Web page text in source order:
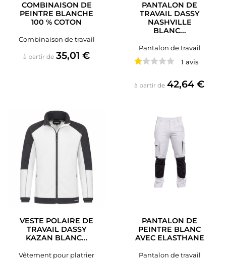
COMBINAISON DE
PEINTRE BLANCHE
100 % COTON
Combinaison de travail
à partir de Prix
35,01 €
PANTALON DE
TRAVAIL DASSY
NASHVILLE
BLANC...
Pantalon de travail
1 avis
à partir de Prix
42,64 €
VESTE POLAIRE DE
TRAVAIL DASSY
KAZAN BLANC...
Vêtement pour platrier
PANTALON DE
PEINTRE BLANC
AVEC ELASTHANE
Pantalon de travail